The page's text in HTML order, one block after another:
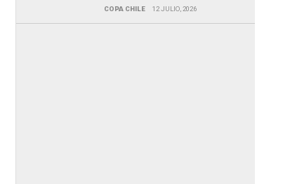
COPA CHILE 12 JULIO, 2026